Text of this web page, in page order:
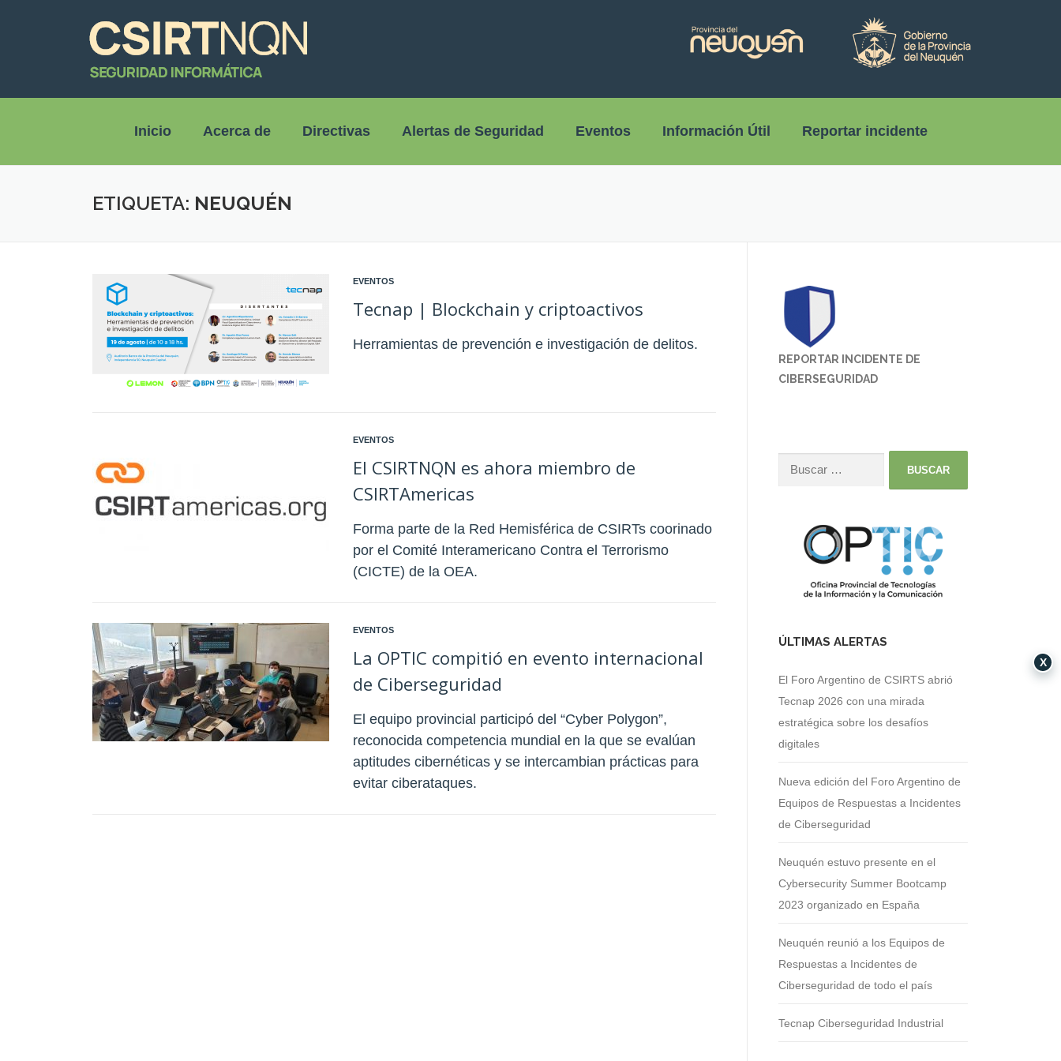
Inicio Acerca de Directivas Alertas de Seguridad Eventos Información Útil Reportar incidente
ETIQUETA: NEUQUÉN
EVENTOS
Tecnap | Blockchain y criptoactivos
Herramientas de prevención e investigación de delitos.
EVENTOS
El CSIRTNQN es ahora miembro de
CSIRTAmericas
Forma parte de la Red Hemisférica de CSIRTs coorinado
por el Comité Interamericano Contra el Terrorismo
(CICTE) de la OEA.
EVENTOS
La OPTIC compitió en evento internacional
de Ciberseguridad
El equipo provincial participó del “Cyber Polygon”,
reconocida competencia mundial en la que se evalúan
aptitudes cibernéticas y se intercambian prácticas para
evitar ciberataques.
REPORTAR INCIDENTE DE
CIBERSEGURIDAD
ÚLTIMAS ALERTAS
El Foro Argentino de CSIRTS abrió
Tecnap 2026 con una mirada
estratégica sobre los desafíos
digitales
Nueva edición del Foro Argentino de
Equipos de Respuestas a Incidentes
de Ciberseguridad
Neuquén estuvo presente en el
Cybersecurity Summer Bootcamp
2023 organizado en España
Neuquén reunió a los Equipos de
Respuestas a Incidentes de
Ciberseguridad de todo el país
Tecnap Ciberseguridad Industrial
X